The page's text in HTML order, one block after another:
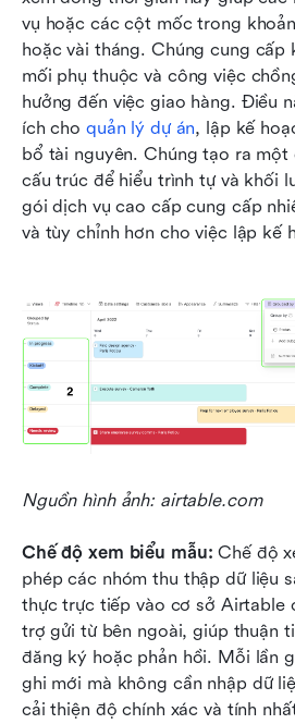
vụ hoặc các cột mốc trong
hoặc vài tháng. Chúng cung cấp
mối phụ thuộc và công việc
hưởng đến việc giao hàng. Điều
ích cho quản lý dự án, lập kế
bổ tài nguyên. Chúng tạo ra
cấu trúc để hiểu trình tự và khối
gói dịch vụ cao cấp cung cấp
và tùy chỉnh hơn cho việc lập kế
Nguồn hình ảnh: airtable.com
Chế độ xem biểu mẫu: Chế độ
phép các nhóm thu thập dữ liệu
thực trực tiếp vào cơ sở Airtable
trợ gửi từ bên ngoài, giúp thuận
đăng ký hoặc phản hồi. Mỗi lần
ghi mới mà không cần nhập dữ
cải thiện độ chính xác và tính